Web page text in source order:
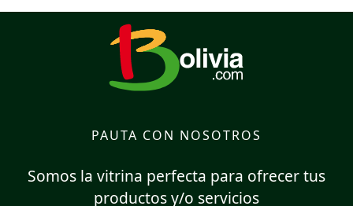
PAUTA CON NOSOTROS
Somos la vitrina perfecta para ofrecer tus
productos y/o servicios